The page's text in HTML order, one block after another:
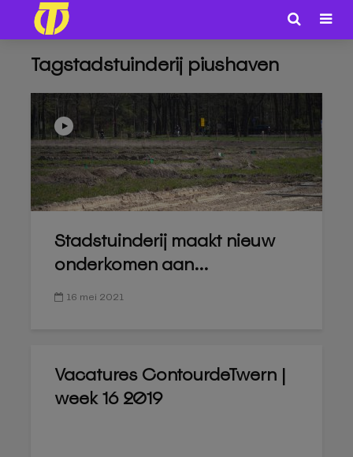
Tagstadstuinderij piushaven
Stadstuinderij maakt nieuw
onderkomen aan...
16 mei 2021
Vacatures ContourdeTwern |
week 16 2019